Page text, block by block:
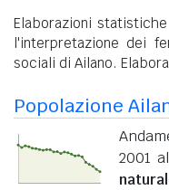
Elaborazioni
l'interpretazione dei
sociali di Ailano.
Popolazione
2001